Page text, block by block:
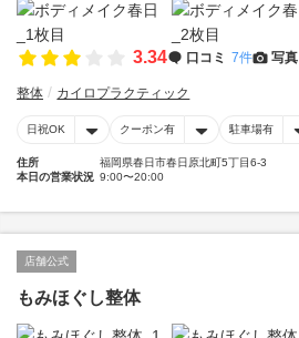
3.34 口コミ 7件 写真
整体 カイロプラクティック
日祝OK クーポン有 駐車場有
住所
福岡県春日市春日原北町5丁目6-3
本日の営業状況 9:00〜20:00
店舗公式
もみほぐし整体